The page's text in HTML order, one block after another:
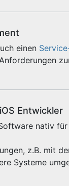
einen
Entwickler
nativ
z.B. mit
Systeme